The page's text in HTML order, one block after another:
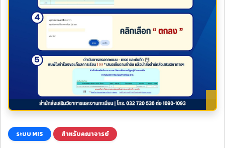
ระบบ MIS สำหรับคณาจารย์